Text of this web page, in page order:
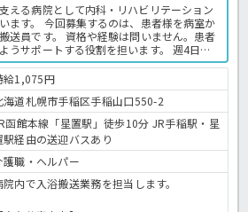
える病院として内科・リハビリテーション
ます。 今回募集するのは、患者様を病室か
送員です。 資格や経験は問いません。患者
うサポートする役割を担います。 週4日・9
土日祝休みのため、家庭やプライベートと
おすすめです。 病院での入浴業務全般で
院の入浴搬送員求人＞
給1,075円
海道札幌市手稲区手稲山口550-2
函館本線「星置駅」徒歩10分 JR手稲駅・星
駅経由の送迎バスあり
護職・ヘルパー
院内で入浴搬送業務を担当します。